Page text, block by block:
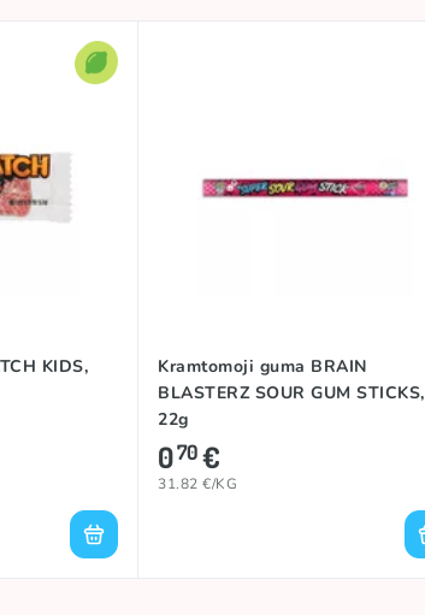
KIDS,
Kramtomoji guma BRAIN
BLASTERZ SOUR GUM STICKS,
22g
070€
31.82 €/KG